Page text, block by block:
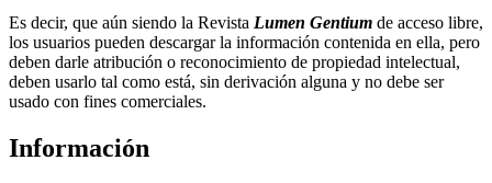
Es decir, que aún siendo la Revista Lumen Gentium de acceso libre,
los usuarios pueden descargar la información contenida en ella, pero
deben darle atribución o reconocimiento de propiedad intelectual,
deben usarlo tal como está, sin derivación alguna y no debe ser
usado con fines comerciales.
Información